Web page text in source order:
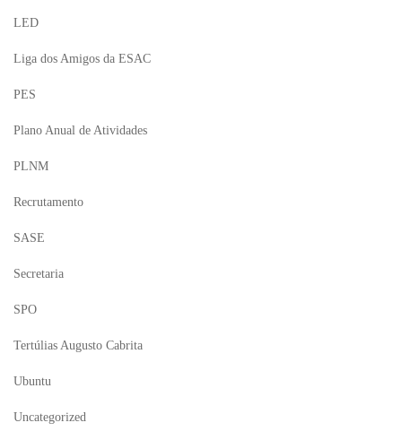
LED
Liga dos Amigos da ESAC
PES
Plano Anual de Atividades
PLNM
Recrutamento
SASE
Secretaria
SPO
Tertúlias Augusto Cabrita
Ubuntu
Uncategorized